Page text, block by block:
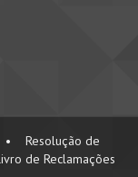
•
Resolução de
de Reclamações